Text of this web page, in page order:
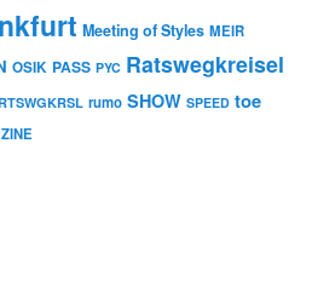
Meeting of Styles MEIR
OSIK PASS PYC Ratswegkreisel
rumo SHOW SPEED toe
ZINE